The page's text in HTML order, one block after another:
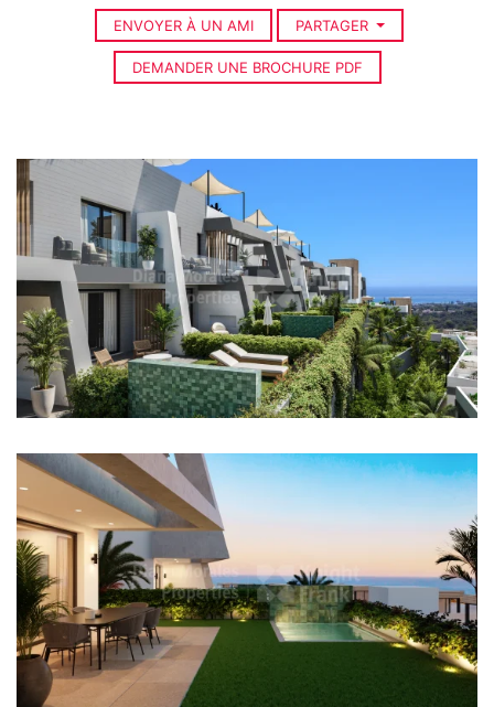
ENVOYER À UN AMI PARTAGER
DEMANDER UNE BROCHURE PDF